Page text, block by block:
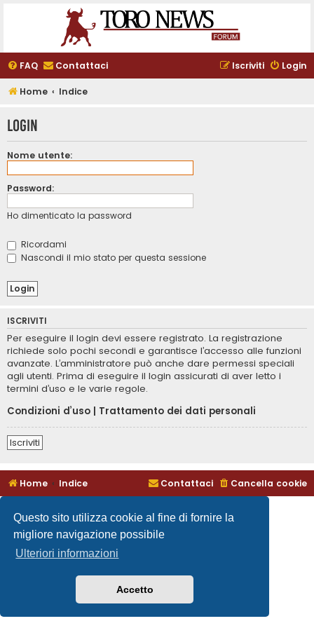
Questo sito utilizza cookie al fine di fornire la
migliore navigazione possibile
Ulteriori informazioni
Accetto
FAQ Contattaci Login
Iscriviti
Home Indice
Login
Nome utente:
Password:
Ho dimenticato la password
Ricordami
Nascondi il mio stato per questa sessione
ISCRIVITI
Per eseguire il login devi essere registrato. La registrazione
richiede solo pochi secondi e garantisce l’accesso alle funzioni
avanzate. L’amministratore può anche dare permessi speciali
agli utenti. Prima di eseguire il login assicurati di aver letto i
termini d’uso e le varie regole.
Condizioni d’uso | Trattamento dei dati personali
Iscriviti
Home Indice Cancella cookie
Contattaci